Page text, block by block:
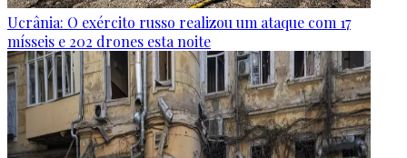
Ucrânia: O exército russo realizou um ataque com 17
mísseis e 202 drones esta noite